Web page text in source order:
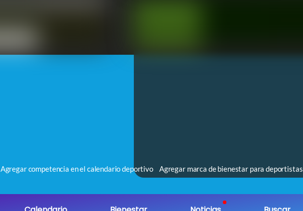
Agregar competencia en el calendario deportivo Agregar marca de bienestar para deportistas